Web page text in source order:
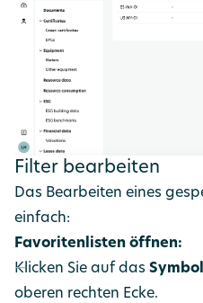
Filter bearbeiten
Das Bearbeiten eines
einfach:
Favoritenlisten öffnen:
Klicken Sie auf das
oberen rechten Ecke.